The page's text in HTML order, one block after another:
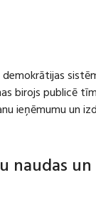
birojs publicē
ieņēmumu un
naudas un